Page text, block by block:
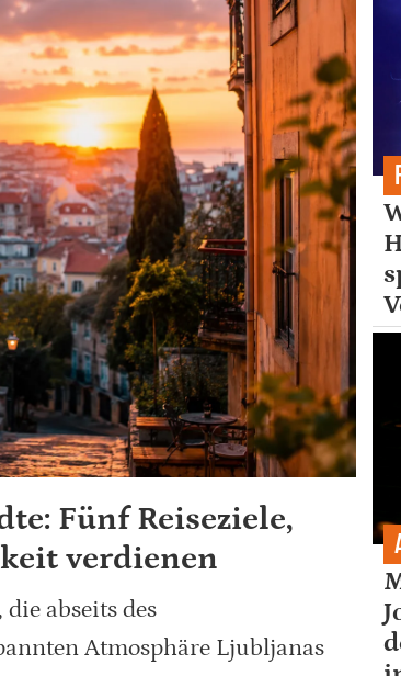
Fünf Reiseziele,
verdienen
abseits des
Atmosphäre Ljubljanas